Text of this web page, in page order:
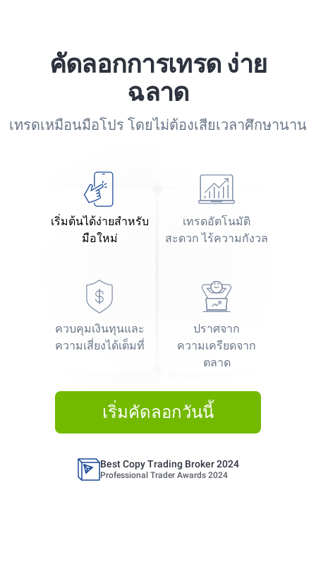
คัดลอกการเทรด ง่าย
ฉลาด
เทรดเหมือนมือโปร โดยไม่ต้องเสียเวลาศึกษานาน
เริ่มต้นได้ง่ายสำหรับ
มือใหม่
เทรดอัตโนมัติ
สะดวก ไร้ความกังวล
ควบคุมเงินทุนและ
ความเสี่ยงได้เต็มที่
ปราศจาก
ความเครียดจาก
ตลาด
เริ่มคัดลอกวันนี้
Global Brands Magazine Awards 2023
Best Copy Trading Platform 2025
Best Copy Trading Broker 2024
Best Copy Trading Platform
Global Brands Magazine Awards 2023